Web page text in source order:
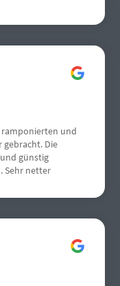
ramponierten und
Die
günstig
Sehr netter